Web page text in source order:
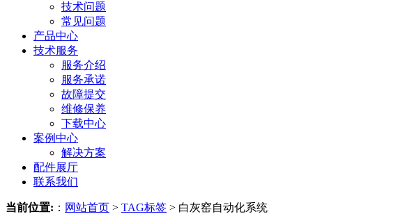
技术问题
常见问题
产品中心
技术服务
服务介绍
服务承诺
故障提交
维修保养
下载中心
案例中心
解决方案
配件展厅
联系我们
当前位置: ： 网站首页 > TAG标签 > 白灰窑自动化系统